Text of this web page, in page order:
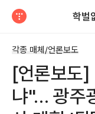
학벌
각종 매체/언론보도
[언론보도]
냐"… 광주